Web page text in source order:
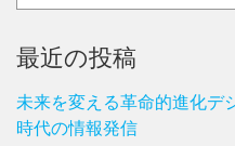
最近の投稿
未来を変える革命的進化デ
時代の情報発信